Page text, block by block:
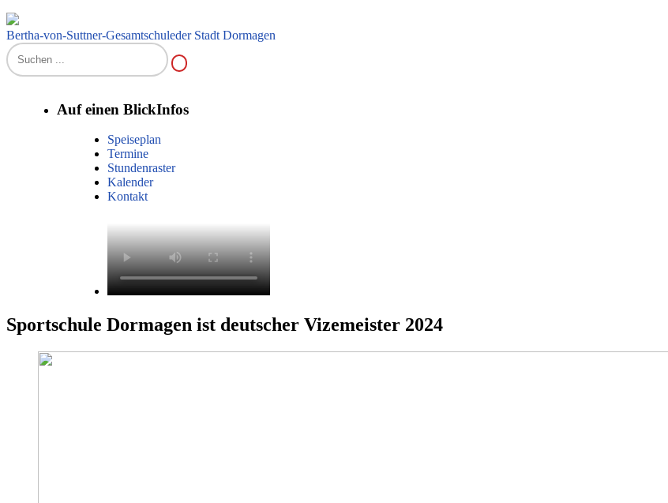
Bertha-von-Suttner-Gesamtschuleder Stadt Dormagen
Auf einen BlickInfos
Speiseplan
Termine
Stundenraster
Kalender
Kontakt
Sportschule Dormagen ist deutscher Vizemeister 2024